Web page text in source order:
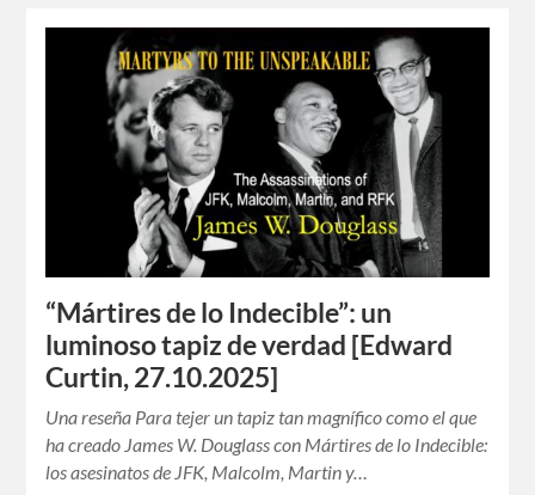
“Mártires de lo Indecible”: un
luminoso tapiz de verdad [Edward
Curtin, 27.10.2025]
Una reseña Para tejer un tapiz tan magnífico como el que
ha creado James W. Douglass con Mártires de lo Indecible:
los asesinatos de JFK, Malcolm, Martin y…